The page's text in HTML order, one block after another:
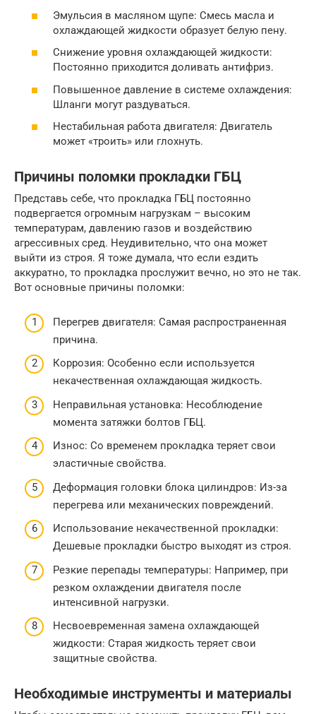
Эмульсия в масляном щупе: Смесь масла и
охлаждающей жидкости образует белую пену.
Снижение уровня охлаждающей жидкости:
Постоянно приходится доливать антифриз.
Повышенное давление в системе охлаждения:
Шланги могут раздуваться.
Нестабильная работа двигателя: Двигатель
может «троить» или глохнуть.
Причины поломки прокладки ГБЦ
Представь себе, что прокладка ГБЦ постоянно
подвергается огромным нагрузкам – высоким
температурам, давлению газов и воздействию
агрессивных сред. Неудивительно, что она может
выйти из строя. Я тоже думала, что если ездить
аккуратно, то прокладка прослужит вечно, но это не так.
Вот основные причины поломки:
Перегрев двигателя: Самая распространенная
причина.
Коррозия: Особенно если используется
некачественная охлаждающая жидкость.
Неправильная установка: Несоблюдение
момента затяжки болтов ГБЦ.
Износ: Со временем прокладка теряет свои
эластичные свойства.
Деформация головки блока цилиндров: Из-за
перегрева или механических повреждений.
Использование некачественной прокладки:
Дешевые прокладки быстро выходят из строя.
Резкие перепады температуры: Например, при
резком охлаждении двигателя после
интенсивной нагрузки.
Несвоевременная замена охлаждающей
жидкости: Старая жидкость теряет свои
защитные свойства.
Необходимые инструменты и материалы